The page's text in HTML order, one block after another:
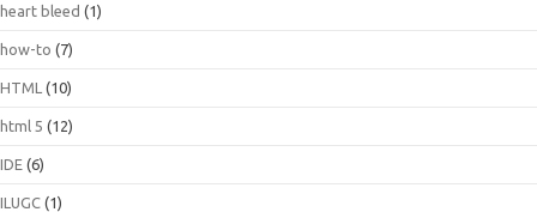
heart bleed (1)
how-to (7)
HTML (10)
html 5 (12)
IDE (6)
ILUGC (1)